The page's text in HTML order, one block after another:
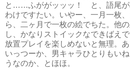
と……ふががッッッ！ と、語尾が
わけですたい。いやー、一月一枚
ら、二ヶ月で一枚の絵でちた。他
し、かなりストイックなできばえ
放置プレイを楽しめないと無理。
いっつーか、男キャラひとりもい
うなのか、とほほ。